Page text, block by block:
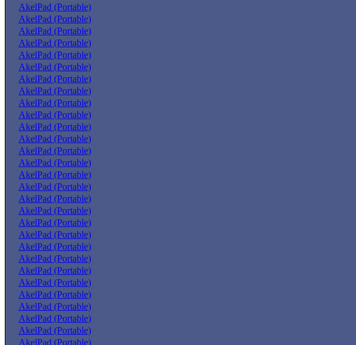
AkelPad (Portable)
AkelPad (Portable)
AkelPad (Portable)
AkelPad (Portable)
AkelPad (Portable)
AkelPad (Portable)
AkelPad (Portable)
AkelPad (Portable)
AkelPad (Portable)
AkelPad (Portable)
AkelPad (Portable)
AkelPad (Portable)
AkelPad (Portable)
AkelPad (Portable)
AkelPad (Portable)
AkelPad (Portable)
AkelPad (Portable)
AkelPad (Portable)
AkelPad (Portable)
AkelPad (Portable)
AkelPad (Portable)
AkelPad (Portable)
AkelPad (Portable)
AkelPad (Portable)
AkelPad (Portable)
AkelPad (Portable)
AkelPad (Portable)
AkelPad (Portable)
AkelPad (Portable)